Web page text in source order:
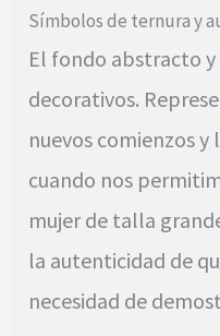
Símbolos de ternura y
El fondo abstracto
decorativos.
nuevos comienzos
cuando nos
mujer de talla
la autenticidad de
necesidad de